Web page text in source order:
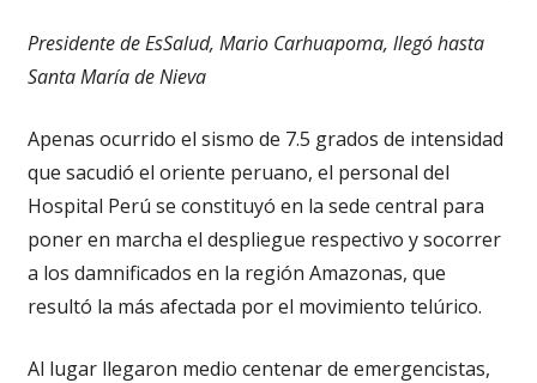
Presidente de EsSalud, Mario Carhuapoma, llegó hasta
Santa María de Nieva
Apenas ocurrido el sismo de 7.5 grados de intensidad
que sacudió el oriente peruano, el personal del
Hospital Perú se constituyó en la sede central para
poner en marcha el despliegue respectivo y socorrer
a los damnificados en la región Amazonas, que
resultó la más afectada por el movimiento telúrico.
Al lugar llegaron medio centenar de emergencistas,